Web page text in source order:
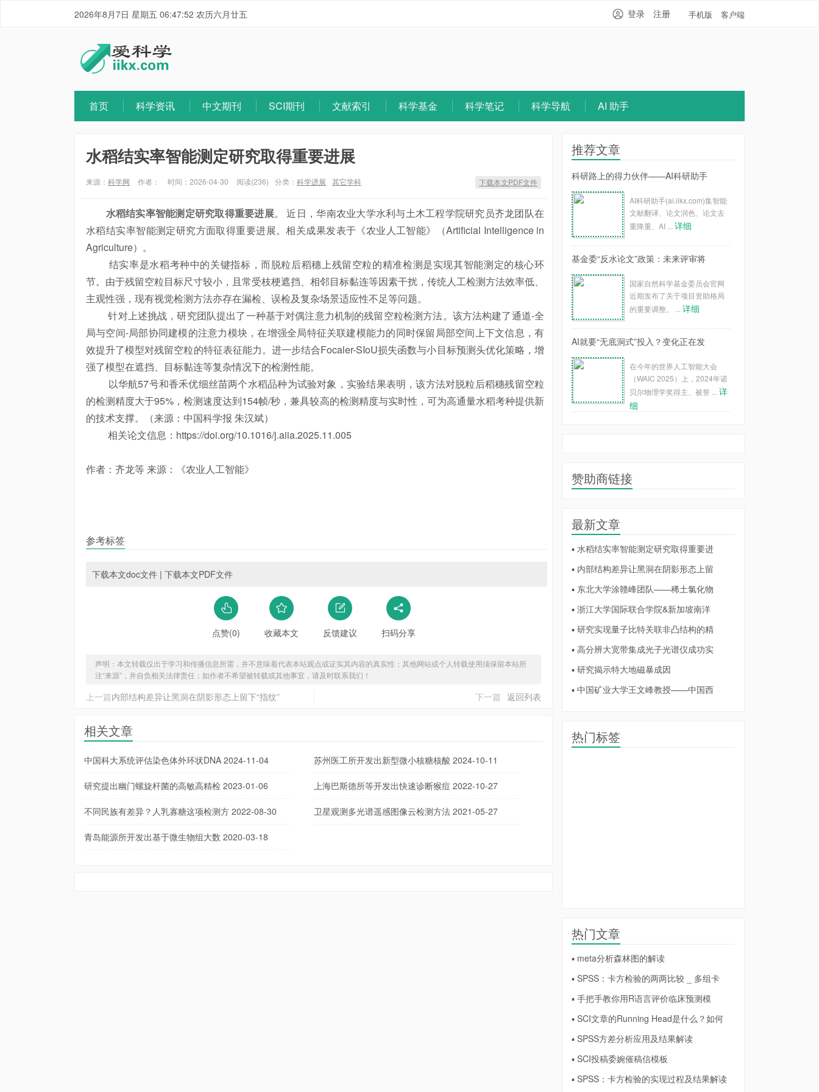
2026年8月7日 星期五 06:47:53 农历六月廿五 手机版 客户端
登录 注册
首页 科学资讯 中文期刊 SCI期刊 文献索引 科学基金 科学笔记 科学导航 AI 助手
水稻结实率智能测定研究取得重要进展
来源： 科学网 作者： 时间：2026-04-30 阅读(236) 分类： 科学进展 其它学科 下载本文PDF文件
水稻结实率智能测定研究取得重要进展。 近日，华南农业大学水利与土木工程学院研究员齐龙团队在
水稻结实率智能测定研究方面取得重要进展。相关成果发表于《农业人工智能》（Artificial Intelligence in
Agriculture）。
结实率是水稻考种中的关键指标，而脱粒后稻穗上残留空粒的精准检测是实现其智能测定的核心环
节。由于残留空粒目标尺寸较小，且常受枝梗遮挡、相邻目标黏连等因素干扰，传统人工检测方法效率低、
主观性强，现有视觉检测方法亦存在漏检、误检及复杂场景适应性不足等问题。
针对上述挑战，研究团队提出了一种基于对偶注意力机制的残留空粒检测方法。该方法构建了通道-全
局与空间-局部协同建模的注意力模块，在增强全局特征关联建模能力的同时保留局部空间上下文信息，有
效提升了模型对残留空粒的特征表征能力。进一步结合Focaler-SIoU损失函数与小目标预测头优化策略，增
强了模型在遮挡、目标黏连等复杂情况下的检测性能。
以华航57号和香禾优细丝苗两个水稻品种为试验对象，实验结果表明，该方法对脱粒后稻穗残留空粒
的检测精度大于95%，检测速度达到154帧/秒，兼具较高的检测精度与实时性，可为高通量水稻考种提供新
的技术支撑。（来源：中国科学报 朱汉斌）
相关论文信息：https://doi.org/10.1016/j.aiia.2025.11.005
作者：齐龙等 来源：《农业人工智能》
参考标签
下载本文doc文件 | 下载本文PDF文件
点赞(0) 收藏本文 反馈建议 扫码分享
声明：本文转载仅出于学习和传播信息所需，并不意味着代表本站观点或证实其内容的真实性；其他网站或个人转载使用须保留本站所
注“来源”，并自负相关法律责任；如作者不希望被转载或其他事宜，请及时联系我们！
上一篇内部结构差异让黑洞在阴影形态上留下“指纹” 下一篇 返回列表
相关文章
中国科大系统评估染色体外环状DNA 2024-11-04 苏州医工所开发出新型微小核糖核酸 2024-10-11
研究提出幽门螺旋杆菌的高敏高精检 2023-01-06 上海巴斯德所等开发出快速诊断猴痘 2022-10-27
不同民族有差异？人乳寡糖这项检测方 2022-08-30 卫星观测多光谱遥感图像云检测方法2021-05-27
青岛能源所开发出基于微生物组大数 2020-03-18
推荐文章
科研路上的得力伙伴——AI科研助手
AI科研助手(ai.iikx.com)集智能
文献翻译、论文润色、论文去
重降重、AI ... 详细
基金委“反水论文”政策：未来评审将
国家自然科学基金委员会官网
近期发布了关于项目资助格局
的重要调整。 ... 详细
AI就要“无底洞式”投入？变化正在发
在今年的世界人工智能大会
（WAIC 2025）上，2024年诺
贝尔物理学奖得主、被誉 ... 详
细
赞助商链接
最新文章
▪ 水稻结实率智能测定研究取得重要进
▪ 内部结构差异让黑洞在阴影形态上留
▪ 东北大学涂赣峰团队——稀土氯化物
▪ 浙江大学国际联合学院&新加坡南洋
▪ 研究实现量子比特关联非凸结构的精
▪ 高分辨大宽带集成光子光谱仪成功实
▪ 研究揭示特大地磁暴成因
▪ 中国矿业大学王文峰教授——中国西
热门标签
热门文章
▪ meta分析森林图的解读
▪ SPSS：卡方检验的两两比较 _ 多组卡
▪ 手把手教你用R语言评价临床预测模
▪ SCI文章的Running Head是什么？如何
▪ SPSS方差分析应用及结果解读
▪ SCI投稿委婉催稿信模板
▪ SPSS：卡方检验的实现过程及结果解读